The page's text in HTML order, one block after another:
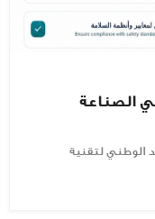
الصناعة
الوطني لتقنية